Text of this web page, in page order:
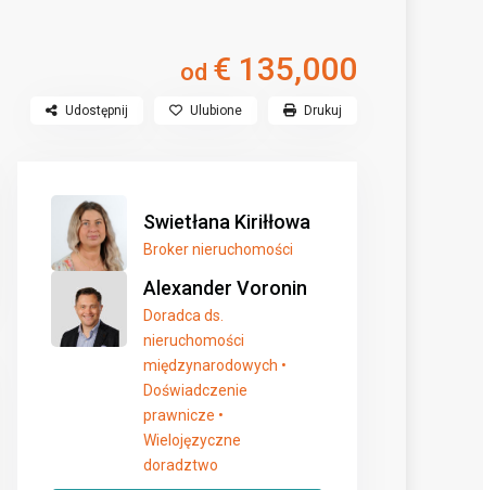
od € 135,000
Udostępnij Ulubione Drukuj
Swietłana Kiriłłowa
Broker nieruchomości
Alexander Voronin
Doradca ds.
nieruchomości
międzynarodowych •
Doświadczenie
prawnicze •
Wielojęzyczne
doradztwo